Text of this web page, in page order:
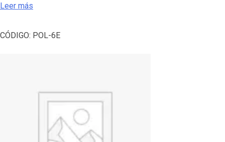
Leer más
CÓDIGO: POL-6E